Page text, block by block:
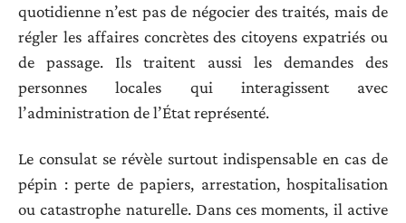
quotidienne n’est pas de négocier des traités, mais de
régler les affaires concrètes des citoyens expatriés ou
de passage. Ils traitent aussi les demandes des
personnes locales qui interagissent avec
l’administration de l’État représenté.
Le consulat se révèle surtout indispensable en cas de
pépin : perte de papiers, arrestation, hospitalisation
ou catastrophe naturelle. Dans ces moments, il active